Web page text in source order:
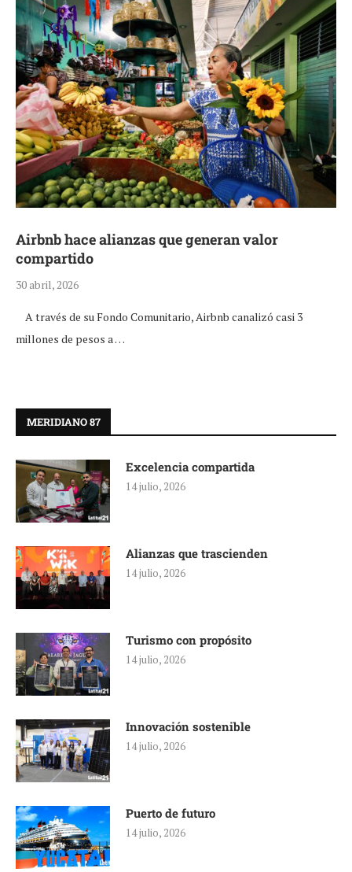
Airbnb hace alianzas que generan valor
compartido
30 abril, 2026
A través de su Fondo Comunitario, Airbnb canalizó casi 3
millones de pesos a …
MERIDIANO 87
Excelencia compartida
14 julio, 2026
Alianzas que trascienden
14 julio, 2026
Turismo con propósito
14 julio, 2026
Innovación sostenible
14 julio, 2026
Puerto de futuro
14 julio, 2026